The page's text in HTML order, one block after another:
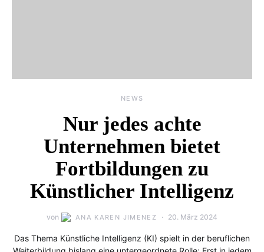
NEWS
Nur jedes achte
Unternehmen bietet
Fortbildungen zu
Künstlicher Intelligenz
von ANA KAREN JIMENEZ 20. März 2024
Das Thema Künstliche Intelligenz (KI) spielt in der beruflichen